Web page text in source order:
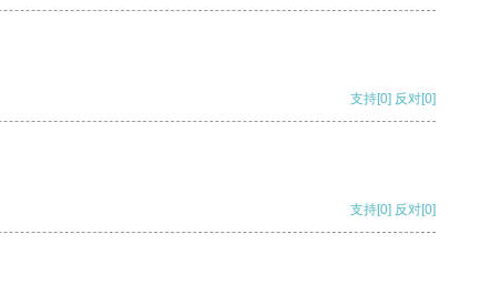
支持[0] 反对[0]
支持[0] 反对[0]